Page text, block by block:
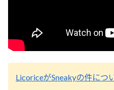
LicoriceがSneakyの件につ